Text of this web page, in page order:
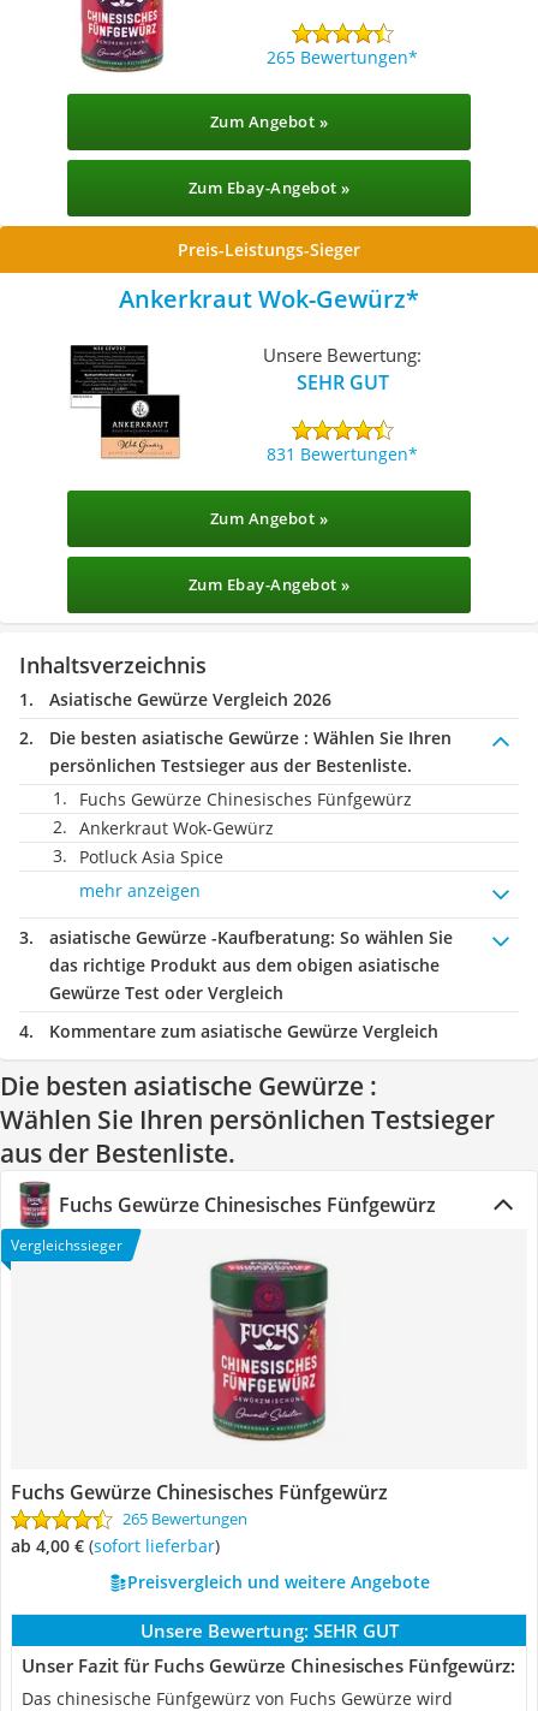
265 Bewertungen
Zum Angebot »
Zum Ebay-Angebot »
Preis-Leistungs-Sieger
Ankerkraut Wok-Gewürz
Unsere Bewertung:
SEHR GUT
831 Bewertungen
Zum Angebot »
Zum Ebay-Angebot »
Inhaltsverzeichnis
Asiatische Gewürze Vergleich 2026
Die besten asiatische Gewürze : Wählen Sie Ihren
persönlichen Testsieger aus der Bestenliste.
Fuchs Gewürze Chinesisches Fünfgewürz
Ankerkraut Wok-Gewürz
Potluck Asia Spice
mehr anzeigen
asiatische Gewürze -Kaufberatung: So wählen Sie
das richtige Produkt aus dem obigen asiatische
Gewürze Test oder Vergleich
Kommentare zum asiatische Gewürze Vergleich
Die besten asiatische Gewürze :
Wählen Sie Ihren persönlichen Testsieger
aus der Bestenliste.
Fuchs Gewürze Chinesisches Fünfgewürz
Vergleichssieger
Fuchs Gewürze Chinesisches Fünfgewürz
265 Bewertungen
ab 4,00 € ( Sofort lieferbar)
Preisvergleich und weitere Angebote
Unsere Bewertung: SEHR GUT
Unser Fazit für Fuchs Gewürze Chinesisches Fünfgewürz:
Das chinesische Fünfgewürz von Fuchs Gewürze wird